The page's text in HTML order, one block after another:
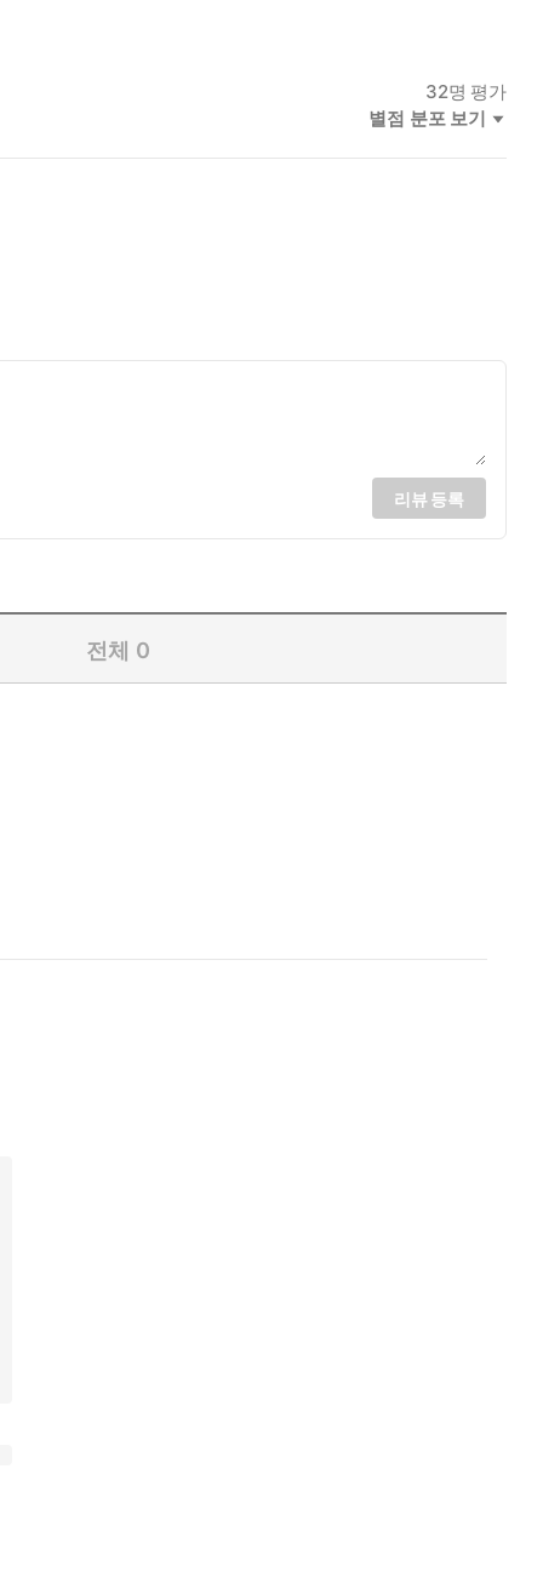
32명 평가
별점 분포 보기
리뷰 등록
전체 0